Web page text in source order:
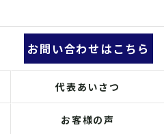
お問い合わせはこちら
代表あいさつ
お客様の声